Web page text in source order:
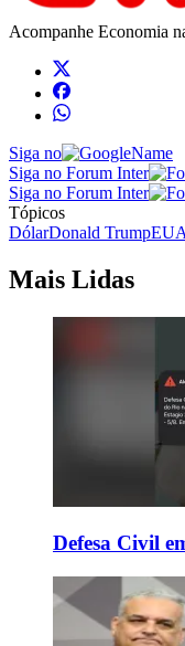
Acompanhe Economia
Siga no
Siga no Forum Inter
Siga no Forum Inter
Tópicos
DólarDonald TrumpEUA
Mais Lidas
Defesa Civil